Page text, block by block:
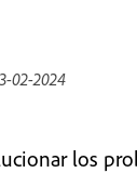
02-2024
los